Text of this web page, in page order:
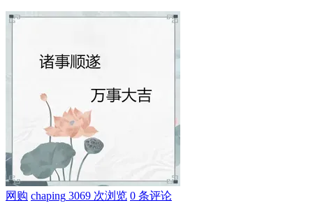
网购 chaping 3069 次浏览 0 条评论